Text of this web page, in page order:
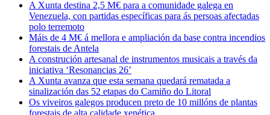
A Xunta destina 2,5 M€ para a comunidade galega en
Venezuela, con partidas específicas para ás persoas afectadas
polo terremoto
Máis de 4 M€ á mellora e ampliación da base contra incendios
forestais de Antela
A construción artesanal de instrumentos musicais a través da
iniciativa ‘Resonancias 26’
A Xunta avanza que esta semana quedará rematada a
sinalización das 52 etapas do Camiño do Litoral
Os viveiros galegos producen preto de 10 millóns de plantas
forestais de alta calidade xenética